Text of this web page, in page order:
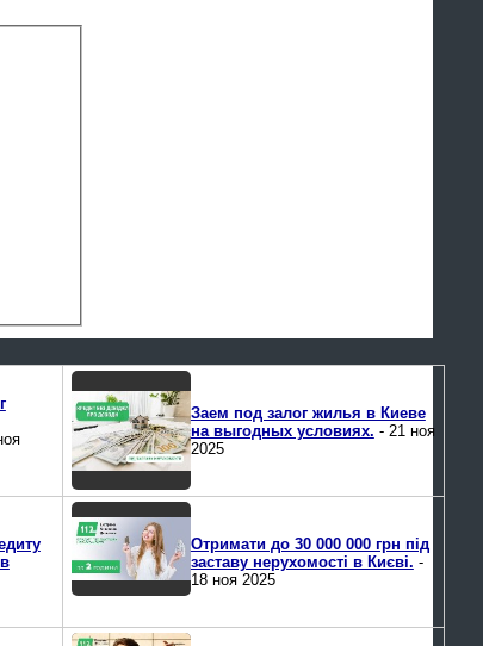
Заем под залог жилья в Киеве
на выгодных условиях. - 21 ноя
2025
Отримати до 30 000 000 грн під
заставу нерухомості в Києві. -
18 ноя 2025